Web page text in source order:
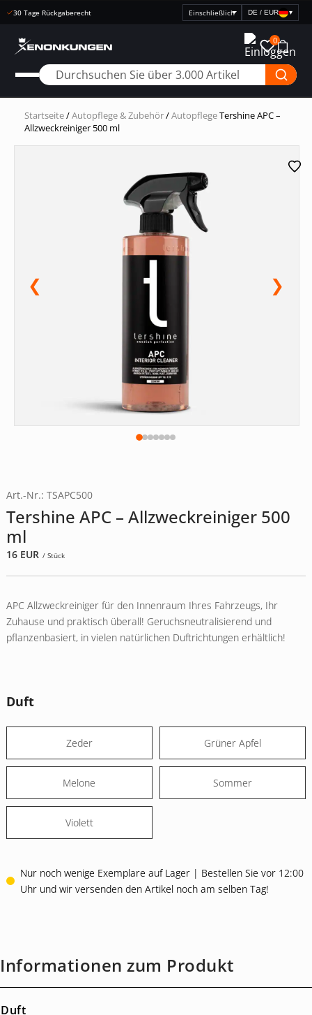
Schnelle Lieferung
PreisanzeigeDE / EUR ▾
0
Startseite/Autopflege & Zubehör/AutopflegeTershine APC –
Allzweckreiniger 500 ml
❮ ❯
Art.-Nr.: TSAPC500
Tershine APC – Allzweckreiniger 500
ml
16 EUR / Stück
APC Allzweckreiniger für den Innenraum Ihres Fahrzeugs, Ihr
Zuhause und praktisch überall! Geruchsneutralisierend und
pflanzenbasiert, in vielen natürlichen Duftrichtungen erhältlich!
Duft
Zeder Grüner Apfel
Melone Sommer
Violett
Nur noch wenige Exemplare auf Lager | Bestellen Sie vor 12:00
Uhr und wir versenden den Artikel noch am selben Tag!
Informationen zum Produkt
Duft